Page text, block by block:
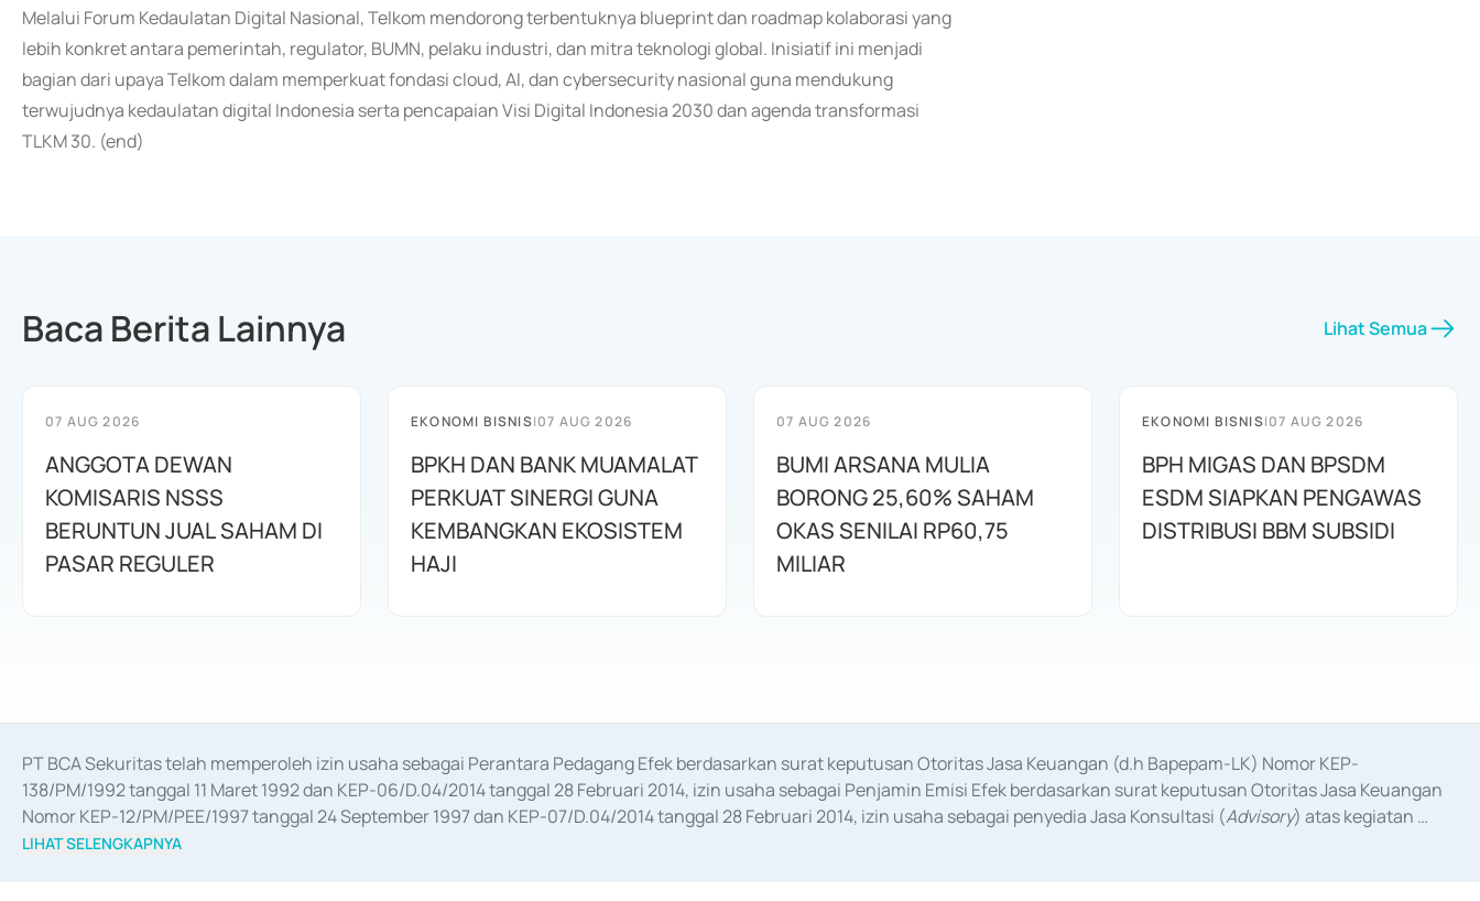
Melalui Forum Kedaulatan Digital Nasional, Telkom mendorong terbentuknya blueprint dan roadmap kolaborasi yang
lebih konkret antara pemerintah, regulator, BUMN, pelaku industri, dan mitra teknologi global. Inisiatif ini menjadi
bagian dari upaya Telkom dalam memperkuat fondasi cloud, AI, dan cybersecurity nasional guna mendukung
terwujudnya kedaulatan digital Indonesia serta pencapaian Visi Digital Indonesia 2030 dan agenda transformasi
TLKM 30. (end)
Baca Berita Lainnya Lihat Semua
07 AUG 2026
ANGGOTA DEWAN
KOMISARIS NSSS
BERUNTUN JUAL SAHAM DI
PASAR REGULER
EKONOMI BISNIS|07 AUG 2026
BPKH DAN BANK MUAMALAT
PERKUAT SINERGI GUNA
KEMBANGKAN EKOSISTEM
HAJI
07 AUG 2026
BUMI ARSANA MULIA
BORONG 25,60% SAHAM
OKAS SENILAI RP60,75
MILIAR
EKONOMI BISNIS|07 AUG 2026
BPH MIGAS DAN BPSDM
ESDM SIAPKAN PENGAWAS
DISTRIBUSI BBM SUBSIDI
PT BCA Sekuritas telah memperoleh izin usaha sebagai Perantara Pedagang Efek berdasarkan surat keputusan Otoritas Jasa Keuangan (d.h Bapepam-LK) Nomor KEP-
138/PM/1992 tanggal 11 Maret 1992 dan KEP-06/D.04/2014 tanggal 28 Februari 2014, izin usaha sebagai Penjamin Emisi Efek berdasarkan surat keputusan Otoritas Jasa Keuangan
Nomor KEP-12/PM/PEE/1997 tanggal 24 September 1997 dan KEP-07/D.04/2014 tanggal 28 Februari 2014, izin usaha sebagai penyedia Jasa Konsultasi (Advisory) atas kegiatan
merger, akuisisi, divestasi, dan
LIHAT SELENGKAPNYA